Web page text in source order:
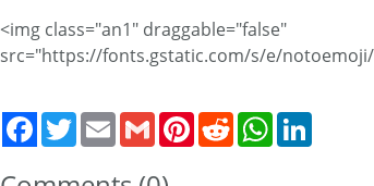
<img class="an1" draggable="false"
src="https://fonts.gstatic.com/s/e/
TwitterEmail Gmail PinterestRedditWhatsApp